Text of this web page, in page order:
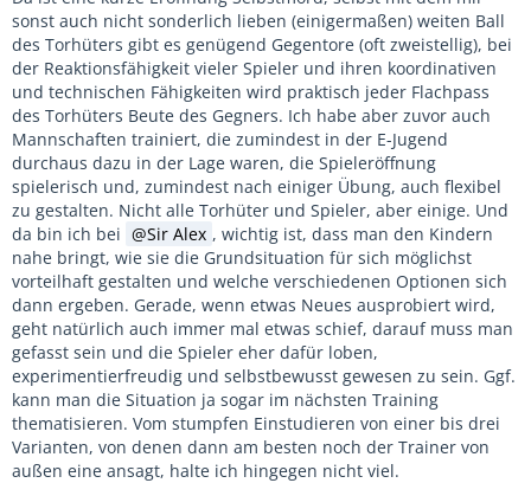
sonst auch nicht sonderlich lieben (einigermaßen) weiten Ball
des Torhüters gibt es genügend Gegentore (oft zweistellig), bei
der Reaktionsfähigkeit vieler Spieler und ihren koordinativen
und technischen Fähigkeiten wird praktisch jeder Flachpass
des Torhüters Beute des Gegners. Ich habe aber zuvor auch
Mannschaften trainiert, die zumindest in der E-Jugend
durchaus dazu in der Lage waren, die Spieleröffnung
spielerisch und, zumindest nach einiger Übung, auch flexibel
zu gestalten. Nicht alle Torhüter und Spieler, aber einige. Und
da bin ich bei
Sir Alex , wichtig ist, dass man den Kindern
nahe bringt, wie sie die Grundsituation für sich möglichst
vorteilhaft gestalten und welche verschiedenen Optionen sich
dann ergeben. Gerade, wenn etwas Neues ausprobiert wird,
geht natürlich auch immer mal etwas schief, darauf muss man
gefasst sein und die Spieler eher dafür loben,
experimentierfreudig und selbstbewusst gewesen zu sein. Ggf.
kann man die Situation ja sogar im nächsten Training
thematisieren. Vom stumpfen Einstudieren von einer bis drei
Varianten, von denen dann am besten noch der Trainer von
außen eine ansagt, halte ich hingegen nicht viel.